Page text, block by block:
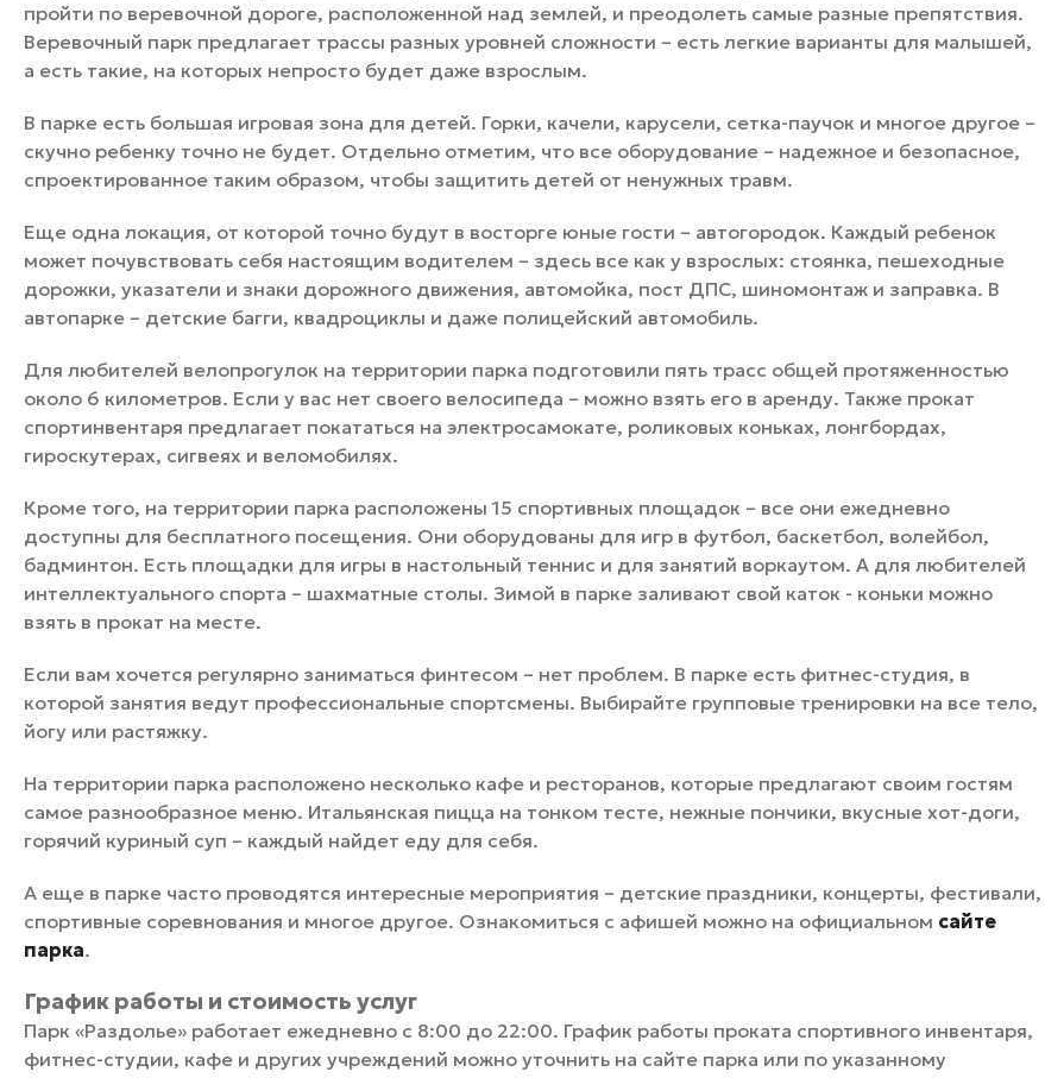
пройти по веревочной дороге, расположенной над землей, и преодолеть самые разные препятствия.
Веревочный парк предлагает трассы разных уровней сложности – есть легкие варианты для малышей,
а есть такие, на которых непросто будет даже взрослым.
В парке есть большая игровая зона для детей. Горки, качели, карусели, сетка-паучок и многое другое –
скучно ребенку точно не будет. Отдельно отметим, что все оборудование – надежное и безопасное,
спроектированное таким образом, чтобы защитить детей от ненужных травм.
Еще одна локация, от которой точно будут в восторге юные гости – автогородок. Каждый ребенок
может почувствовать себя настоящим водителем – здесь все как у взрослых: стоянка, пешеходные
дорожки, указатели и знаки дорожного движения, автомойка, пост ДПС, шиномонтаж и заправка. В
автопарке – детские багги, квадроциклы и даже полицейский автомобиль.
Для любителей велопрогулок на территории парка подготовили пять трасс общей протяженностью
около 6 километров. Если у вас нет своего велосипеда – можно взять его в аренду. Также прокат
спортинвентаря предлагает покататься на электросамокате, роликовых коньках, лонгбордах,
гироскутерах, сигвеях и веломобилях.
Кроме того, на территории парка расположены 15 спортивных площадок – все они ежедневно
доступны для бесплатного посещения. Они оборудованы для игр в футбол, баскетбол, волейбол,
бадминтон. Есть площадки для игры в настольный теннис и для занятий воркаутом. А для любителей
интеллектуального спорта – шахматные столы. Зимой в парке заливают свой каток - коньки можно
взять в прокат на месте.
Если вам хочется регулярно заниматься финтесом – нет проблем. В парке есть фитнес-студия, в
которой занятия ведут профессиональные спортсмены. Выбирайте групповые тренировки на все тело,
йогу или растяжку.
На территории парка расположено несколько кафе и ресторанов, которые предлагают своим гостям
самое разнообразное меню. Итальянская пицца на тонком тесте, нежные пончики, вкусные хот-доги,
горячий куриный суп – каждый найдет еду для себя.
А еще в парке часто проводятся интересные мероприятия – детские праздники, концерты, фестивали,
спортивные соревнования и многое другое. Ознакомиться с афишей можно на официальном сайте
парка.
График работы и стоимость услуг
Парк «Раздолье» работает ежедневно с 8:00 до 22:00. График работы проката спортивного инвентаря,
фитнес-студии, кафе и других учреждений можно уточнить на сайте парка или по указанному